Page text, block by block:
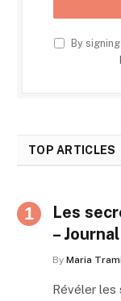
By
TOP ARTICLES
Les
–
By Maria
Révéler les